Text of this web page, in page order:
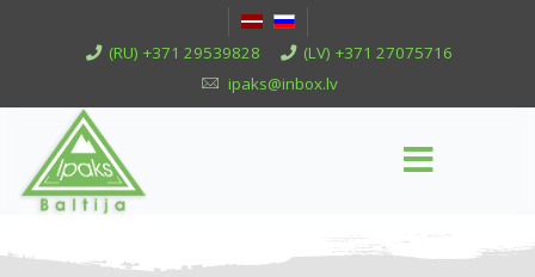
(RU) +371 29539828
(LV) +371 27075716
ipaks@inbox.lv